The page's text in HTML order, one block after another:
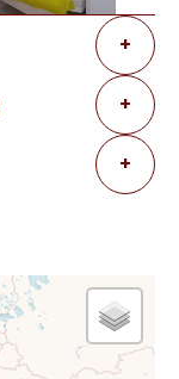
+
+
+